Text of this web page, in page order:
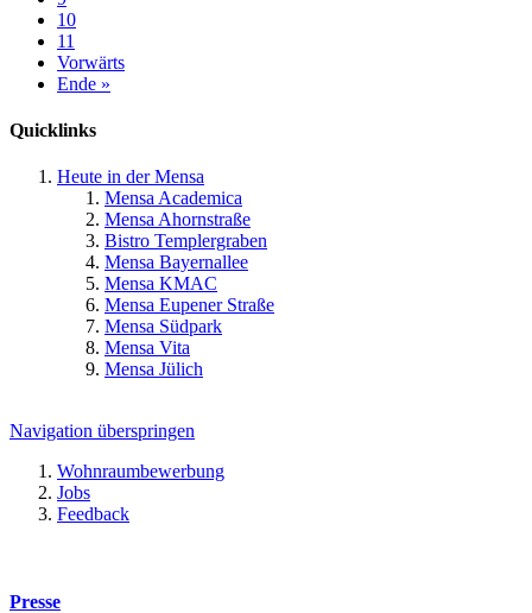
10
11
Vorwärts
Ende »
Quicklinks
Heute in der Mensa
Mensa Academica
Mensa Ahornstraße
Bistro Templergraben
Mensa Bayernallee
Mensa KMAC
Mensa Eupener Straße
Mensa Südpark
Mensa Vita
Mensa Jülich
Navigation überspringen
Wohnraumbewerbung
Jobs
Feedback
Presse